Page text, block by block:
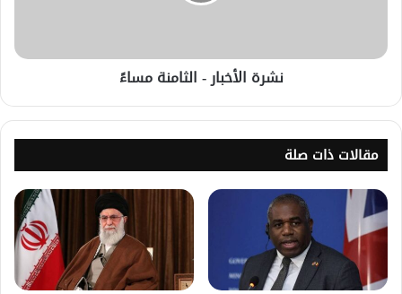
نشرة الأخبار - الثامنة مساءً
مقالات ذات صلة